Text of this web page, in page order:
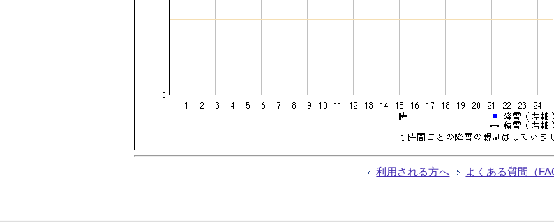
利用される方へ よくある質問（